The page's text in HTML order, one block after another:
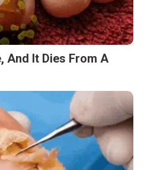
And It Dies From A